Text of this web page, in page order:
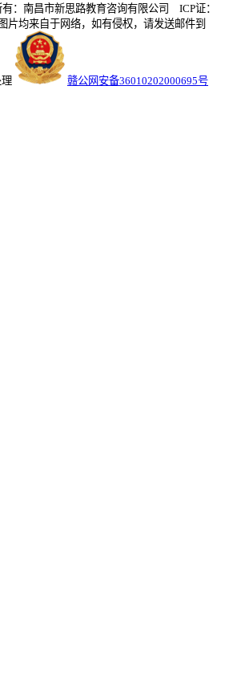
有：南昌市新思路教育咨询有限公司 ICP证：
片均来自于网络，如有侵权，请发送邮件到
理 赣公网安备36010202000695号